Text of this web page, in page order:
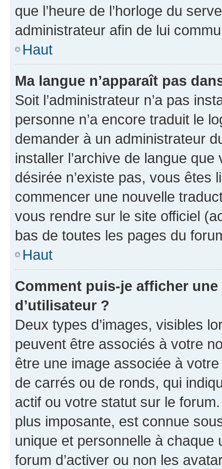
que l’heure de l’horloge du
administrateur afin de lui
Haut
Ma langue n’apparaît pas
Soit l’administrateur n’a pas
personne n’a encore traduit le
demander à un administrateur
installer l’archive de langue
désirée n’existe pas, vous êtes
commencer une nouvelle
vous rendre sur le site officiel
bas de toutes les pages du
Haut
Comment puis-je afficher
d’utilisateur ?
Deux types d’images, visibles
peuvent être associés à votre
être une image associée à
de carrés ou de ronds, qui
actif ou votre statut sur le
plus imposante, est connue
unique et personnelle à chaque
forum d’activer ou non les